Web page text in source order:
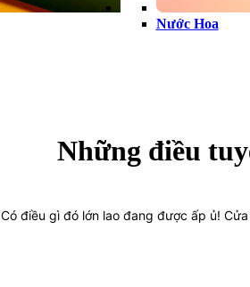
Nước Hoa
Những điều
Có điều gì đó lớn lao đang được ấp ủ!